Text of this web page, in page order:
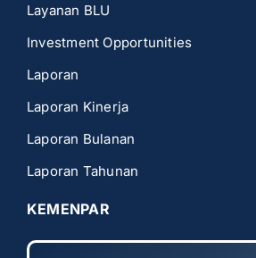
Layanan BLU
Investment Opportunities
Laporan
Laporan Kinerja
Laporan Bulanan
Laporan Tahunan
KEMENPAR